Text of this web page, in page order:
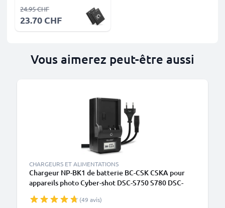
23.70 CHF
24.95 CHF
Vous aimerez peut-être aussi
CHARGEURS ET ALIMENTATIONS
Chargeur NP-BK1 de batterie BC-CSK CSKA pour
appareils photo Cyber-shot DSC-S750 S780 DSC-
MHS-PM1 MHS-PM5 de CELLONIC
(49 avis)